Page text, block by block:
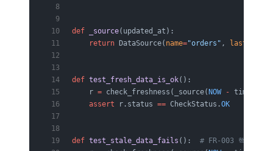
def _source(updated_at):
    return
DataSource( name="orders" ,
def test_fresh_data_is_ok():
    r
= check_freshness(_source( NOW -
    assert
r.status == CheckStatus.OK
def test_stale_data_fails (): # FR-003 핵심 경로